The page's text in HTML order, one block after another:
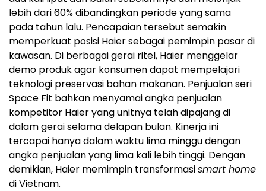
lebih dari 60% dibandingkan periode yang sama
pada tahun lalu. Pencapaian tersebut semakin
memperkuat posisi Haier sebagai pemimpin pasar di
kawasan. Di berbagai gerai ritel, Haier menggelar
demo produk agar konsumen dapat mempelajari
teknologi preservasi bahan makanan. Penjualan seri
Space Fit bahkan menyamai angka penjualan
kompetitor Haier yang unitnya telah dipajang di
dalam gerai selama delapan bulan. Kinerja ini
tercapai hanya dalam waktu lima minggu dengan
angka penjualan yang lima kali lebih tinggi. Dengan
demikian, Haier memimpin transformasismart home
di Vietnam.